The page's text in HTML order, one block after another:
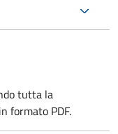
tutta la
formato PDF.